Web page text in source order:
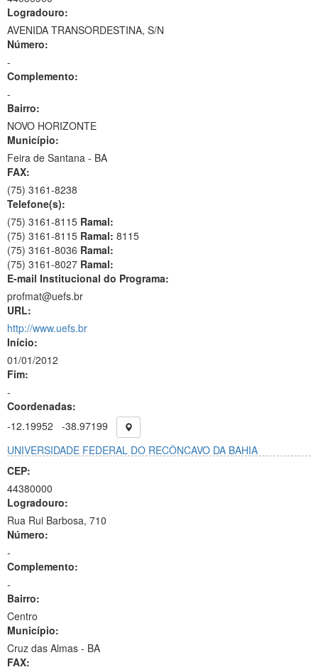
Logradouro:
AVENIDA TRANSORDESTINA, S/N
Número:
-
Complemento:
-
Bairro:
NOVO HORIZONTE
Município:
Feira de Santana - BA
FAX:
(75) 3161-8238
Telefone(s):
(75) 3161-8115 Ramal:
(75) 3161-8115 Ramal: 8115
(75) 3161-8036 Ramal:
(75) 3161-8027 Ramal:
E-mail Institucional do Programa:
profmat@uefs.br
URL:
http://www.uefs.br
Início:
01/01/2012
Fim:
-
Coordenadas:
-12.19952
-38.97199
UNIVERSIDADE FEDERAL DO RECÔNCAVO DA BAHIA
CEP:
44380000
Logradouro:
Rua Rui Barbosa, 710
Número:
-
Complemento:
-
Bairro:
Centro
Município:
Cruz das Almas - BA
FAX: